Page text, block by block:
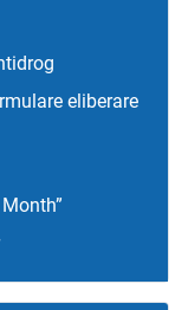
eliberare